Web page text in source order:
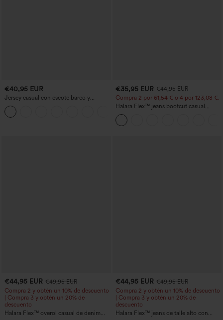
€40,95 EUR
Jersey casual con escote barco y
mangas murciélago
+1
€35,95 EUR €44,95 EUR
Compra 2 por 61,54 € o 4 por 123,08 €.
Halara Flex™ jeans bootcut casual
lavados, de talle alto y con bolsillos
€44,95 EUR €49,95 EUR
Compra 2 y obtén un 10% de descuento
| Compra 3 y obtén un 20% de
descuento
Halara Flex™ overol casual de denim
€44,95 EUR €49,95 EUR
Compra 2 y obtén un 10% de descuento
| Compra 3 y obtén un 20% de
descuento
Halara Flex™ jeans de talle alto con